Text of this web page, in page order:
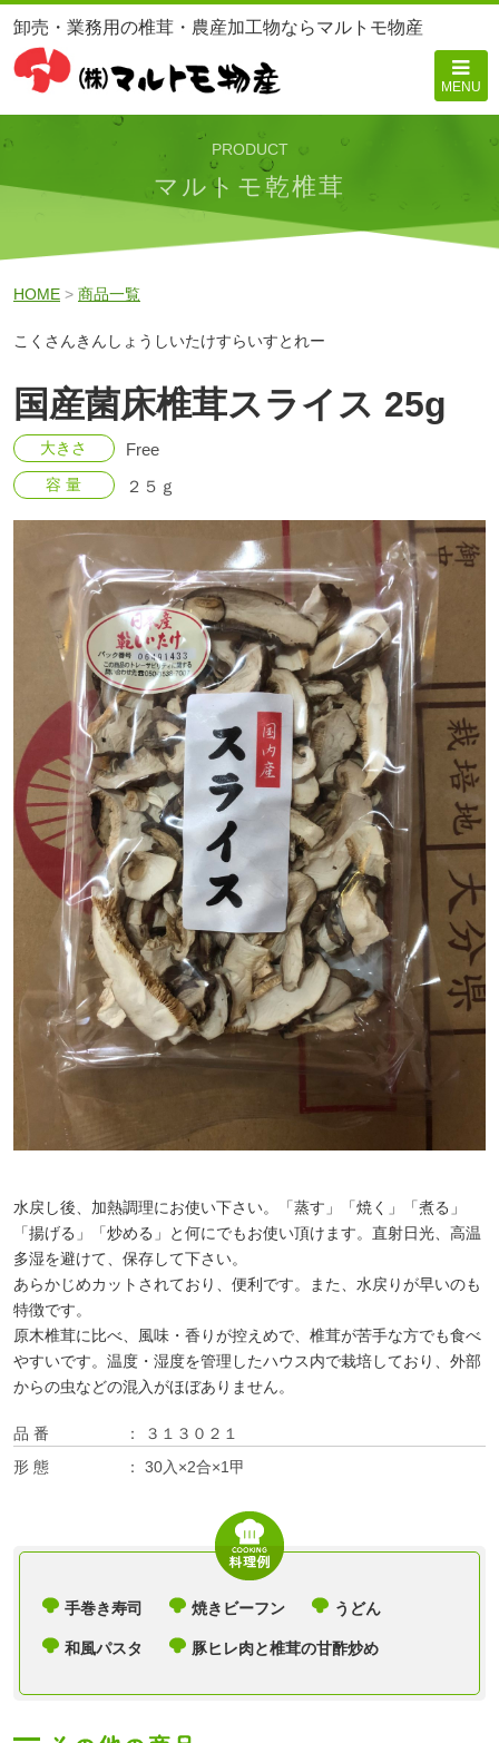
卸売・業務用の椎茸・農産加工物ならマルトモ物産
MENU
PRODUCT
マルトモ乾椎茸
HOME > 商品一覧
こくさんきんしょうしいたけすらいすとれー
国産菌床椎茸スライス 25g
大きさ Free
容 量 ２５ｇ
水戻し後、加熱調理にお使い下さい。「蒸す」「焼く」「煮る」
「揚げる」「炒める」と何にでもお使い頂けます。直射日光、高温
多湿を避けて、保存して下さい。
あらかじめカットされており、便利です。また、水戻りが早いのも
特徴です。
原木椎茸に比べ、風味・香りが控えめで、椎茸が苦手な方でも食べ
やすいです。温度・湿度を管理したハウス内で栽培しており、外部
からの虫などの混入がほぼありません。
品 番
３１３０２１
形 態
30入×2合×1甲
手巻き寿司 焼きビーフン うどん
和風パスタ 豚ヒレ肉と椎茸の甘酢炒め